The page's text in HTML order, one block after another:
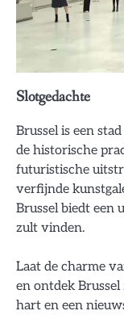
Slotgedachte
Brussel is een
de historische
futuristische
verfijnde
Brussel biedt een
zult vinden.
Laat de charme
en ontdek Brussel
hart en een